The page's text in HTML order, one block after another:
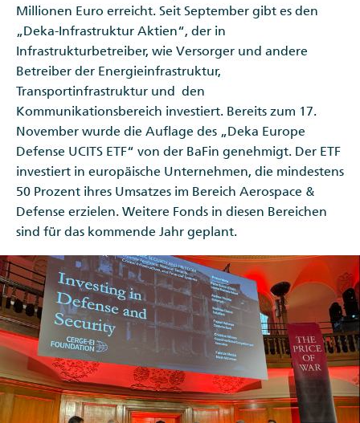
Millionen Euro erreicht. Seit September gibt es den
„Deka-Infrastruktur Aktien“, der in
Infrastrukturbetreiber, wie Versorger und andere
Betreiber der Energieinfrastruktur,
Transportinfrastruktur und den
Kommunikationsbereich investiert. Bereits zum 17.
November wurde die Auflage des „Deka Europe
Defense UCITS ETF“ von der BaFin genehmigt. Der ETF
investiert in europäische Unternehmen, die mindestens
50 Prozent ihres Umsatzes im Bereich Aerospace &
Defense erzielen. Weitere Fonds in diesen Bereichen
sind für das kommende Jahr geplant.